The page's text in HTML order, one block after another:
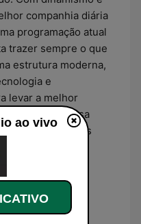
companhia diária
programação atual
trazer sempre o que
estrutura moderna,
e
levar a melhor
o Brasil. Nossa
todos os estados
continentes.
ao vivo